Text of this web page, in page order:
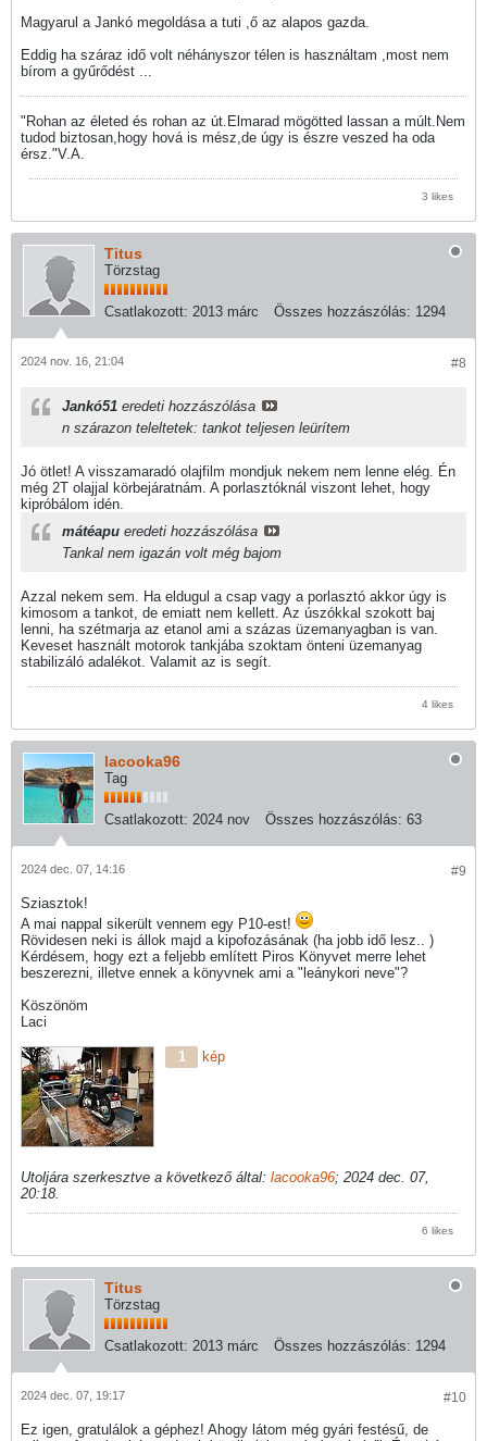
Magyarul a Jankó megoldása a tuti ,ő az alapos gazda.
Eddig ha száraz idő volt néhányszor télen is használtam ,most nem
bírom a gyűrődést ...
"Rohan az életed és rohan az út.Elmarad mögötted lassan a múlt.Nem
tudod biztosan,hogy hová is mész,de úgy is észre veszed ha oda
érsz."V.A.
3 likes
Titus
Törzstag
Csatlakozott: 2013 márc Összes hozzászólás: 1294
#8
2024 nov. 16, 21:04
Jankó51 eredeti hozzászólása
n szárazon teleltetek: tankot teljesen leürítem
Jó ötlet! A visszamaradó olajfilm mondjuk nekem nem lenne elég. Én
még 2T olajjal körbejáratnám. A porlasztóknál viszont lehet, hogy
kipróbálom idén.
mátéapu eredeti hozzászólása
Tankal nem igazán volt még bajom
Azzal nekem sem. Ha eldugul a csap vagy a porlasztó akkor úgy is
kimosom a tankot, de emiatt nem kellett. Az úszókkal szokott baj
lenni, ha szétmarja az etanol ami a százas üzemanyagban is van.
Keveset használt motorok tankjába szoktam önteni üzemanyag
stabilizáló adalékot. Valamit az is segít.
4 likes
lacooka96
Tag
Csatlakozott: 2024 nov Összes hozzászólás: 63
#9
2024 dec. 07, 14:16
Sziasztok!
A mai nappal sikerült vennem egy P10-est!
Rövidesen neki is állok majd a kipofozásának (ha jobb idő lesz.. )
Kérdésem, hogy ezt a feljebb említett Piros Könyvet merre lehet
beszerezni, illetve ennek a könyvnek ami a "leánykori neve"?
Köszönöm
Laci
1 kép
Utoljára szerkesztve a következő által: lacooka96; 2024 dec. 07,
20:18
6 likes
Titus
Törzstag
Csatlakozott: 2013 márc Összes hozzászólás: 1294
#10
2024 dec. 07, 19:17
Ez igen, gratulálok a géphez! Ahogy látom még gyári festésű, de